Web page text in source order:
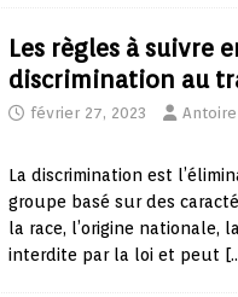
Les règles à suivre
discrimination au
février 27, 2023
La discrimination est
groupe basé sur des
la race, l’origine nationale,
interdite par la loi et peut